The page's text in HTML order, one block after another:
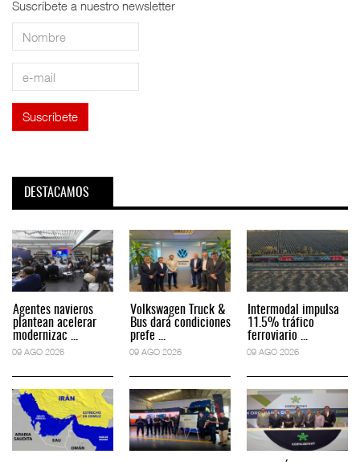
Suscríbete a nuestro newsletter
DESTACAMOS
Agentes navieros
plantean acelerar
modernizac ...
09 AGO 2026
Volkswagen Truck &
Bus dará condiciones
prefe ...
09 AGO 2026
Intermodal impulsa
11.5% tráfico
ferroviario ...
09 AGO 2026